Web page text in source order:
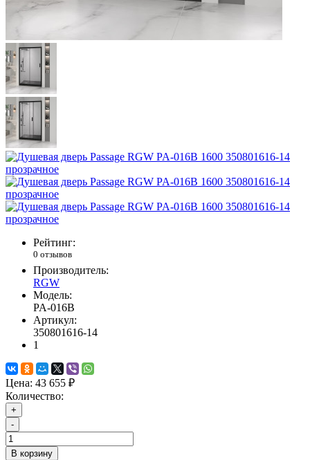
Рейтинг:
0 отзывов
Производитель:
RGW
Модель:
PA-016B
Артикул:
350801616-14
1
Цена: 43 655 ₽
Количество:
+
-
В корзину